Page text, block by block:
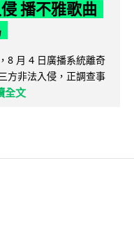
播不雅歌曲
8 月 4 日廣播系統離奇
方非法入侵，正調查事
全文